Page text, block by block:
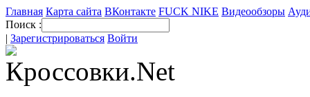
Главная Карта сайта ВКонтакте FUCK NIKE Видеообзоры
Поиск :
| Зарегистрироваться Войти